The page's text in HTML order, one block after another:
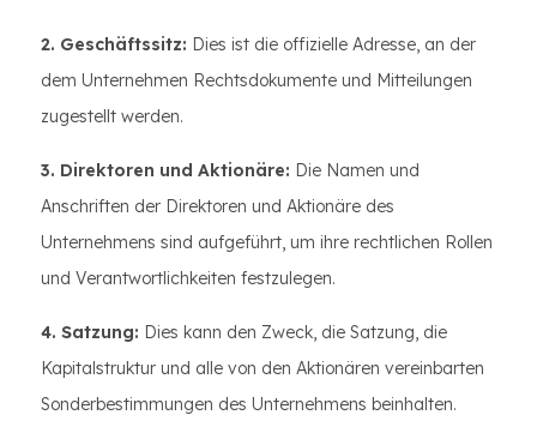
2. Geschäftssitz: Dies ist die offizielle Adresse, an der
dem Unternehmen Rechtsdokumente und Mitteilungen
zugestellt werden.
3. Direktoren und Aktionäre: Die Namen und
Anschriften der Direktoren und Aktionäre des
Unternehmens sind aufgeführt, um ihre rechtlichen Rollen
und Verantwortlichkeiten festzulegen.
4. Satzung: Dies kann den Zweck, die Satzung, die
Kapitalstruktur und alle von den Aktionären vereinbarten
Sonderbestimmungen des Unternehmens beinhalten.